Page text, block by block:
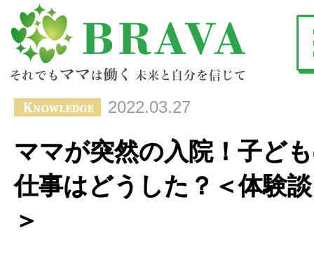
2022.03.27
ママが突然の入院！子ど
仕事はどうした？＜体験
＞